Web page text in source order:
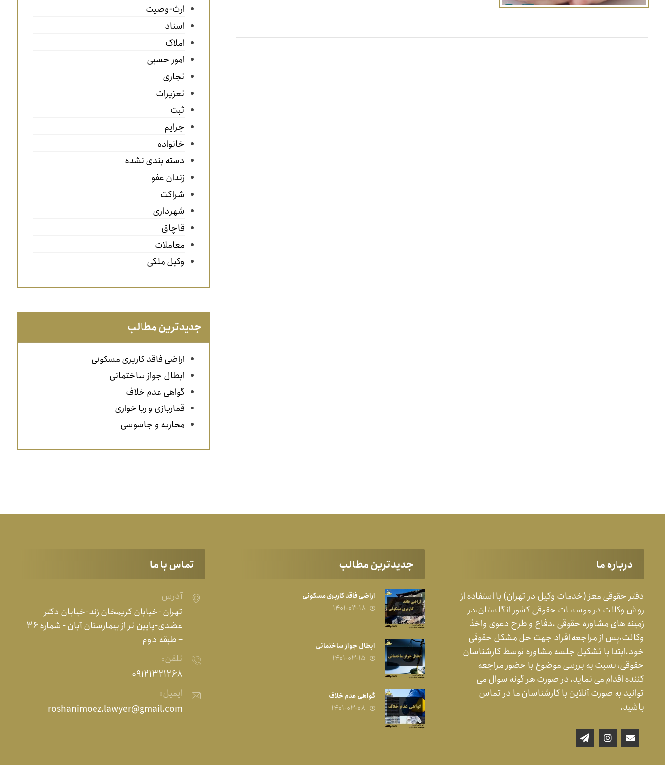
ارث-وصیت
اسناد
املاک
امور حسبی
تجاری
تعزیرات
ثبت
جرایم
خانواده
دسته بندی نشده
زندان عفو
شراکت
شهرداری
قاچاق
معاملات
وکیل ملکی
جدیدترین مطالب
اراضی فاقد کاربری مسکونی
ابطال جواز ساختمانی
گواهی عدم خلاف
قماربازی و ربا خواری
محاربه و جاسوسی
درباره ما
دفتر حقوقی معز (خدمات وکیل در تهران) با استفاده از
روش وکالت در موسسات حقوقی کشور انگلستان،در
زمینه های مشاوره حقوقی ،دفاع و طرح دعوی واخذ
وکالت،پس از مراجعه افراد جهت حل مشکل حقوقی
خود،ابتدا با تشکیل جلسه مشاوره توسط کارشناسان
حقوقی، نسبت به بررسی موضوع با حضور مراجعه
کننده اقدام می نماید. در صورت هر گونه سوال می
توانید به صورت آنلاین با کارشناسان ما در تماس
باشید.
جدیدترین مطالب
اراضی فاقد کاربری مسکونی
۱۴۰۱-۰۳-۱۸
ابطال جواز ساختمانی
۱۴۰۱-۰۳-۱۵
گواهی عدم خلاف
۱۴۰۱-۰۳-۰۸
تماس با ما
آدرس
تهران -خیابان کریمخان زند-خیابان دکتر
عضدی-پایین تر از بیمارستان آبان - شماره ۳۶
– طبقه دوم
تلفن:
۰۹۱۲۱۳۲۱۲۶۸
ایمیل:
roshanimoez.lawyer@gmail.com